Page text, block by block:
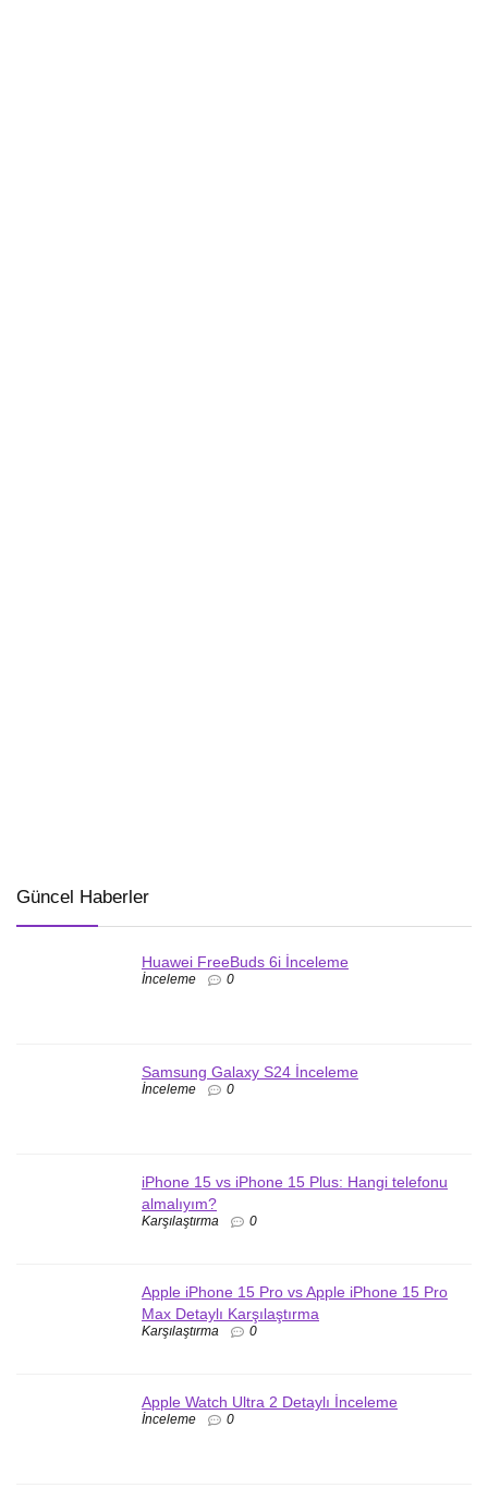
Güncel Haberler
Huawei FreeBuds 6i İnceleme
İnceleme 0
Samsung Galaxy S24 İnceleme
İnceleme 0
iPhone 15 vs iPhone 15 Plus: Hangi telefonu
almalıyım?
Karşılaştırma 0
Apple iPhone 15 Pro vs Apple iPhone 15 Pro
Max Detaylı Karşılaştırma
Karşılaştırma 0
Apple Watch Ultra 2 Detaylı İnceleme
İnceleme 0